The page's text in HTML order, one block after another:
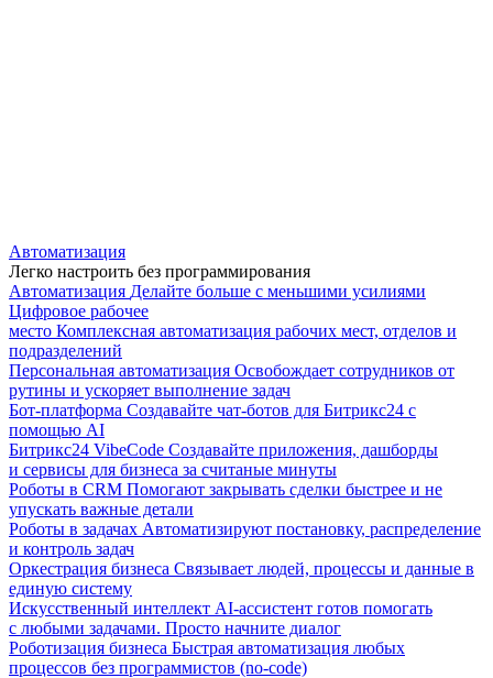
Автоматизация
Легко настроить без программирования
Автоматизация Делайте больше с меньшими усилиями
Цифровое рабочее
место Комплексная автоматизация рабочих мест, отделов и
подразделений
Персональная автоматизация Освобождает сотрудников от
рутины и ускоряет выполнение задач
Бот-платформа Создавайте чат-ботов для Битрикс24 с
помощью AI
Битрикс24 VibeCode Создавайте приложения, дашборды
и сервисы для бизнеса за считаные минуты
Роботы в CRM Помогают закрывать сделки быстрее и не
упускать важные детали
Роботы в задачах Автоматизируют постановку, распределение
и контроль задач
Оркестрация бизнеса Связывает людей, процессы и данные в
единую систему
Искусственный интеллект AI-ассистент готов помогать
с любыми задачами. Просто начните диалог
Роботизация бизнеса Быстрая автоматизация любых
процессов без программистов (no-code)